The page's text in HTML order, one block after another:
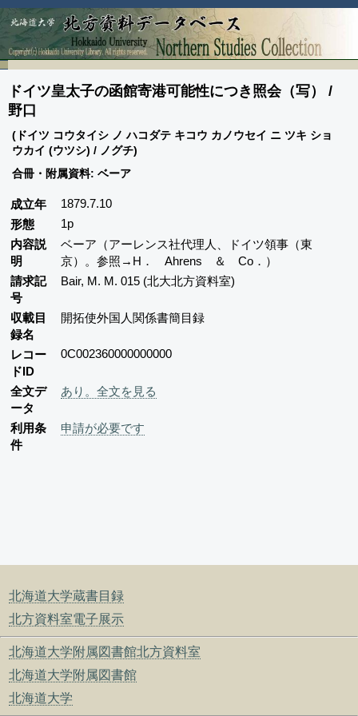
北海道大学蔵書目録
北方資料室電子展示
北海道大学附属図書館北方資料室
北海道大学附属図書館
北海道大学
ドイツ皇太子の函館寄港可能性につき照会（写） /
野口
(ドイツ コウタイシ ノ ハコダテ キコウ カノウセイ ニ ツキ ショ
ウカイ (ウツシ) / ノグチ)
合冊・附属資料: ベーア
成立年
1879.7.10
形態
1p
内容説
明
ベーア（アーレンス社代理人、ドイツ領事（東
京）。参照→H． Ahrens ＆ Co．）
請求記
号
Bair, M. M. 015 (北大北方資料室)
収載目
録名
開拓使外国人関係書簡目録
レコー
ドID
0C002360000000000
全文デ
ータ
あり。全文を見る
利用条
件
申請が必要です